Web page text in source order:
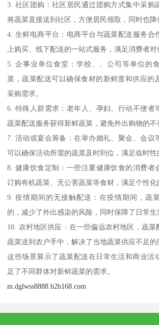
3. 社区团购：社区居民通过团购方式集中采购
将蔬菜直接送到社区，方便居民领取，同时也降
4. 生鲜电商平台：电商平台与蔬菜配送服务合
上购买、线下配送的一站式服务，满足消费者对
5. 企事业单位食堂：学校、、公司等单位的
菜，蔬菜配送可以确保食材的新鲜度和供应的
采购需求。
6. 特殊人群需求：老年人、孕妇、行动不便者
蔬菜配送服务获得新鲜蔬菜，避免外出购物的不
7. 活动或宴会筹备：在举办婚礼、聚会、会议
可以确保活动所需的蔬菜及时到位，满足临时性
8. 健康饮食定制：一些注重健康饮食的消费者
订购有机蔬菜、无公害蔬菜等食材，满足个性化
9. 疫情期间的无接触配送：在疫情期间，蔬
的，减少了外出感染的风险，同时保障了日常生
10. 农村地区供应：在一些偏远农村地区，蔬
蔬菜送到农户手中，解决了当地蔬菜供应不足的
这些场景展示了蔬菜配送在日常生活和商业活
足了不同群体对新鲜蔬菜的需求。
m.dglwss8888.b2b168.com